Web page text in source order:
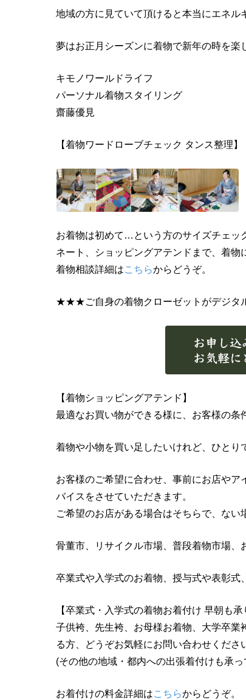
地域の方に見ていて頂けると本当にエネ
夢はお正月シーズンに着物で新年の時を
キモノワールドライフ
パーソナル着物スタイリング
齋藤優見
【着物ワードローブチェック タンス整理】
お着物は初めて…という方のサイズチェッ
ネート、ショッピングアテンドまで、着物
着物相談詳細はこちらからどうぞ。
★★★ご自身の着物クローゼットがデジ
【着物ショッピングアテンド】
最適なお買い物ができる様に、お客様の条
着物や小物を買い足したいけれど、ひと
お客様のご希望に合わせ、事前にお店や
バイスをさせていただきます。
ご希望のお店がある場合はそちらで、ない
骨董市、リサイクル市場、普段着物市場、
卒業式や入学式のお着物、授与式や表彰式
【卒業式・入学式の着物お着付け 早朝も承
子供袴、先生袴、お母様お着物、大学卒
る方、どうぞお気軽にお問い合わせくださ
(その他の地域・都内への出張着付けも承
お着付けの料金詳細はこちらからどうぞ。